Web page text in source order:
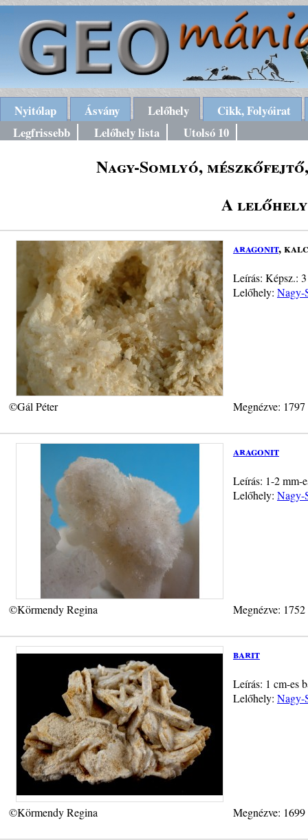
Nyitólap Ásvány Lelőhely
Cikk, Folyóirat
Legfrissebb
Lelőhely lista Utolsó 10
Nagy-Somlyó,
A lelőhely
aragonit,
Leírás: Képsz.:
Lelőhely: Nagy-
©Gál Péter Megnézve:
aragonit
Leírás: 1-2 mm-
Lelőhely: Nagy-
©Körmendy Regina Megnézve:
barit
Leírás: 1 cm-es
Lelőhely: Nagy-
©Körmendy Regina Megnézve: